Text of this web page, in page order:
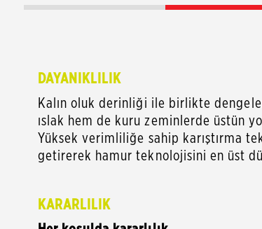
DAYANIKLILIK
Kalın oluk derinliği ile birlikte
ıslak hem de kuru zeminlerde üstün
Yüksek verimliliğe sahip karıştırma
getirerek hamur teknolojisini en üst
KARARLILIK